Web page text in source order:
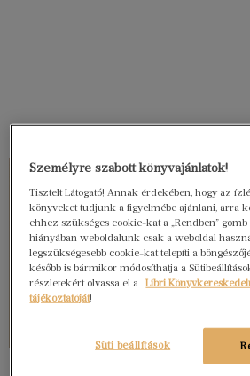
Személyre szabott könyvajánlatok!
Tisztelt Látogató! Annak érdekében, hogy az
könyveket tudjunk a figyelmébe ajánlani, arra
ehhez szükséges cookie-kat a „Rendben”
hiányában weboldalunk csak a weboldal
legszükségesebb cookie-kat telepíti a
később is bármikor módosíthatja a
részletekért olvassa el a
Libri
tájékoztatóját!
Süti beállítások